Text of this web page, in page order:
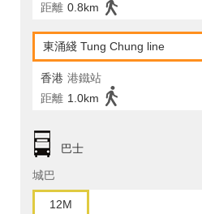
距離 0.8km
東涌綫 Tung Chung line
香港 港鐵站
距離 1.0km
巴士
城巴
12M